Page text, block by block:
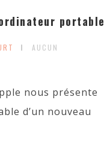
portable
AUCUN
nous présente
d’un nouveau